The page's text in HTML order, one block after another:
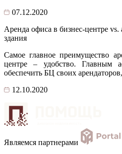
07.12.2020
Аренда офиса в бизнес-центре vs.
здания
Самое главное преимущество
центре – удобство. Главным
обеспечить БЦ своих
12.10.2020
Являемся партнерами